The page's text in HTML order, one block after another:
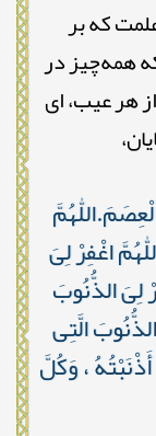
که بر
همه‌چیز در
هر عیب، ای
اغْفِرْ لِىَ
لِىَ الذُّنُوبَ
الَّتِى
، وَكُلَّ